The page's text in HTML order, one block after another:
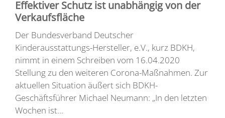
Effektiver Schutz ist unabhängig von der
Verkaufsfläche
Der Bundesverband Deutscher
Kinderausstattungs-Hersteller, e.V., kurz BDKH,
nimmt in einem Schreiben vom 16.04.2020
Stellung zu den weiteren Corona-Maßnahmen. Zur
aktuellen Situation äußert sich BDKH-
Geschäftsführer Michael Neumann: „In den letzten
Wochen ist...